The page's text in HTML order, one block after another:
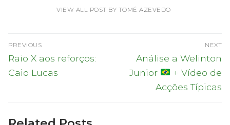
VIEW ALL POST BY TOMÉ AZEVEDO
Navegação
de
artigos
PREVIOUS
Previous
post:
Raio X aos reforços:
Caio Lucas
NEXT
Next
post:
Análise a Welinton
Junior
+ Vídeo de
Acções Típicas